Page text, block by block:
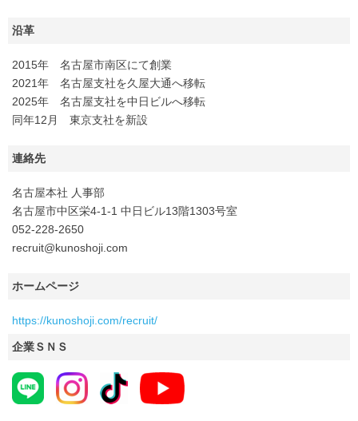
沿革
2015年 名古屋市南区にて創業
2021年 名古屋支社を久屋大通へ移転
2025年 名古屋支社を中日ビルへ移転
同年12月 東京支社を新設
連絡先
名古屋本社 人事部
名古屋市中区栄4-1-1 中日ビル13階1303号室
052-228-2650
recruit@kunoshoji.com
ホームページ
https://kunoshoji.com/recruit/
企業ＳＮＳ